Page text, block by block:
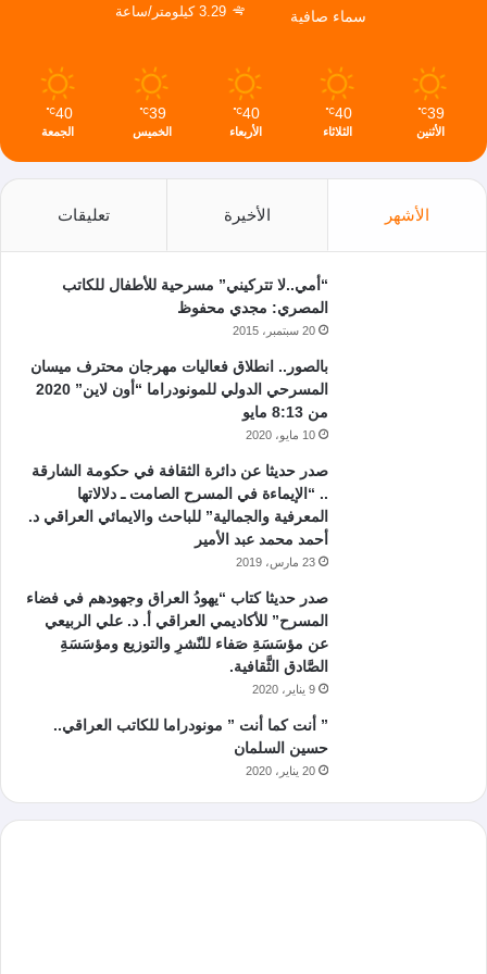
سماء صافية 3.29 كيلومتر/ساعة
39
℃
الأثنين
40
℃
الثلاثاء
40
℃
الأربعاء
39
℃
الخميس
40
℃
الجمعة
الأشهر الأخيرة تعليقات
“أمي..لا تتركيني” مسرحية للأطفال للكاتب
المصري: مجدي محفوظ
20 سبتمبر، 2015
بالصور.. انطلاق فعاليات مهرجان محترف ميسان
المسرحي الدولي للمونودراما “أون لاين” 2020
من 8:13 مايو
10 مايو، 2020
صدر حديثا عن دائرة الثقافة في حكومة الشارقة
.. “الإيماءة في المسرح الصامت ـ دلالاتها
المعرفية والجمالية” للباحث والايمائي العراقي د.
أحمد محمد عبد الأمير
23 مارس، 2019
صدر حديثا كتاب “يهودُ العراق وجهودهم في فضاء
المسرح” للأكاديمي العراقي أ. د. علي الربيعي
عن مؤسَسَةِ صَفاء للنّشرِ والتوزيع ومؤسَسَةِ
الصَّادق الثَّقافية.
9 يناير، 2020
” أنت كما أنت ” مونودراما للكاتب العراقي..
حسين السلمان
20 يناير، 2020